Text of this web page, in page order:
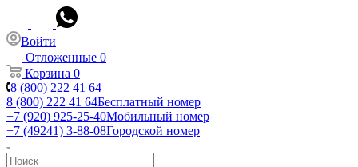
Войти
Отложенные 0
Корзина 0
8 (800) 222 41 64
8 (800) 222 41 64Бесплатный номер
+7 (920) 925-25-40Мобильный номер
+7 (49241) 3-88-08Городской номер